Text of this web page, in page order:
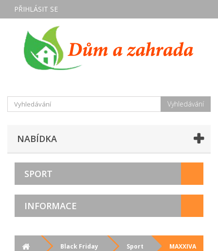
PŘIHLÁSIT SE
Vyhledávání
NABÍDKA
SPORT
INFORMACE
Black Friday Sport
MAXXIVA